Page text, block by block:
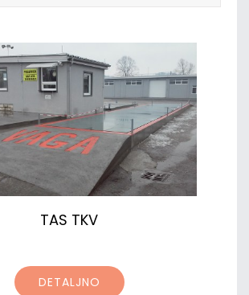
TAS TKV
DETALJNO